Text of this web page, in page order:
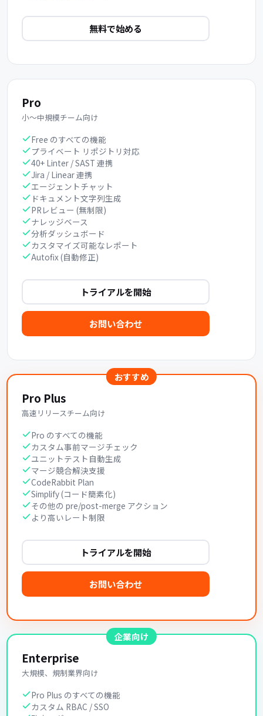
無料で始める
Pro
小〜中規模チーム向け
Free のすべての機能
プライベート リポジトリ対応
40+ Linter / SAST 連携
Jira / Linear 連携
エージェントチャット
ドキュメント文字列生成
PRレビュー (無制限)
ナレッジベース
分析ダッシュボード
カスタマイズ可能なレポート
Autofix (自動修正)
トライアルを開始
お問い合わせ
おすすめ
Pro Plus
高速リリースチーム向け
Pro のすべての機能
カスタム事前マージチェック
ユニットテスト自動生成
マージ競合解決支援
CodeRabbit Plan
Simplify (コード簡素化)
その他の pre/post-merge アクション
より高いレート制限
トライアルを開始
お問い合わせ
企業向け
Enterprise
大規模、規制業界向け
Pro Plus のすべての機能
カスタム RBAC / SSO